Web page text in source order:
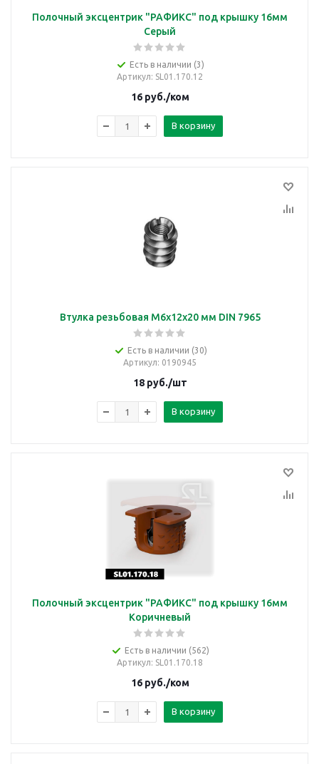
Полочный эксцентрик "РАФИКС" под крышку 16мм
Серый
Есть в наличии (3)
Артикул: SL01.170.12
16руб./ком
В корзину
Втулка резьбовая М6х12х20 мм DIN 7965
Есть в наличии (30)
Артикул: 0190945
18руб./шт
В корзину
Полочный эксцентрик "РАФИКС" под крышку 16мм
Коричневый
Есть в наличии (562)
Артикул: SL01.170.18
16руб./ком
В корзину